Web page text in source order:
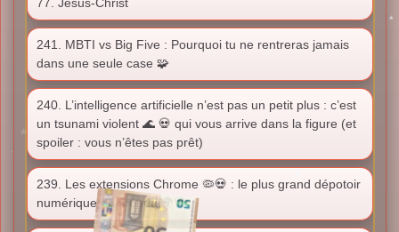
241. MBTI vs Big Five : Pourquoi tu ne rentreras jamais
dans une seule case 🧩
240. L’intelligence artificielle n’est pas un petit plus : c’est
un tsunami violent 🌊 💀 qui vous arrive dans la figure (et
spoiler : vous n’êtes pas prêt)
239. Les extensions Chrome 🦠💀 : le plus grand dépotoir
numérique du monde 🌍🗑️